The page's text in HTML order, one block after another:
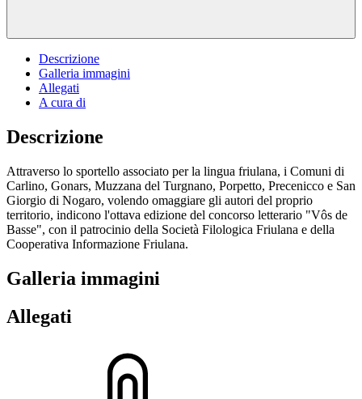
Descrizione
Galleria immagini
Allegati
A cura di
Descrizione
Attraverso lo sportello associato per la lingua friulana, i Comuni di
Carlino, Gonars, Muzzana del Turgnano, Porpetto, Precenicco e San
Giorgio di Nogaro, volendo omaggiare gli autori del proprio
territorio, indicono l'ottava edizione del concorso letterario "Vôs de
Basse", con il patrocinio della Società Filologica Friulana e della
Cooperativa Informazione Friulana.
Galleria immagini
Allegati